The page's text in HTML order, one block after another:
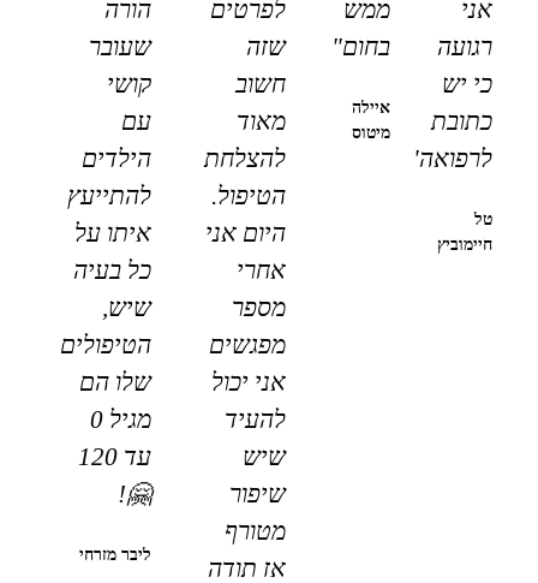
אני
רגועה
כי יש
כתובת
לרפואה"
טל
חיימוביץ
ממש
בחום"
איילה
מיטוס
לפרטים
שזה
חשוב
מאוד
להצלחת
הטיפול.
היום אני
אחרי
מספר
מפגשים
אני יכול
להעיד
שיש
שיפור
מטורף
אז תודה
הורה
שעובר
קושי
עם
הילדים
להתייעץ
איתו על
כל בעיה
שיש,
הטיפולים
שלו הם
מגיל 0
עד 120
🤗!
ליבר מזרחי